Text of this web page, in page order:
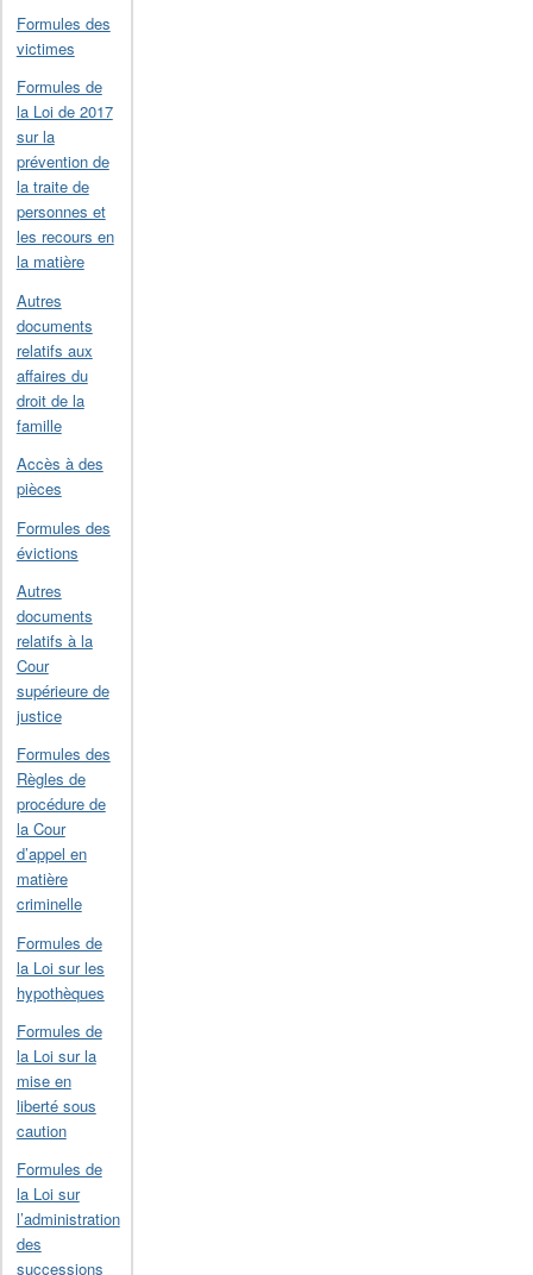
Formules des
victimes
Formules de
la Loi de 2017
sur la
prévention de
la traite de
personnes et
les recours en
la matière
Autres
documents
relatifs aux
affaires du
droit de la
famille
Accès à des
pièces
Formules des
évictions
Autres
documents
relatifs à la
Cour
supérieure de
justice
Formules des
Règles de
procédure de
la Cour
d’appel en
matière
criminelle
Formules de
la Loi sur les
hypothèques
Formules de
la Loi sur la
mise en
liberté sous
caution
Formules de
la Loi sur
l’administration
des
successions